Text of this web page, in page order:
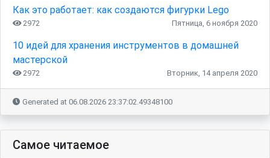
Как это работает: как создаются фигурки Lego
2972 Пятница, 6 ноября 2020
10 идей для хранения инструментов в домашней
мастерской
2972 Вторник, 14 апреля 2020
Generated at 06.08.2026 23:37:02.49348100
Самое читаемое